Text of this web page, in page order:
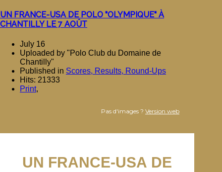
UN FRANCE-USA DE POLO "OLYMPIQUE" À
CHANTILLY LE 7 AOÛT
July 16
Uploaded by "Polo Club du Domaine de
Chantilly"
Published in Scores, Results, Round-Ups
Hits: 21333
Print,
Pas d'images ? Version web
UN FRANCE-USA DE